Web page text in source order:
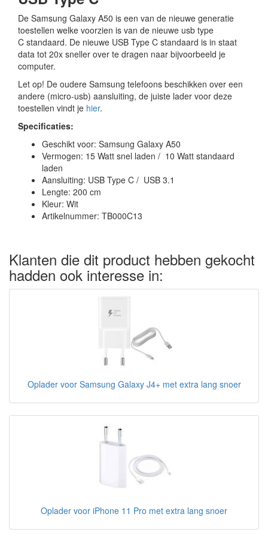
De Samsung Galaxy A50 is een van de nieuwe generatie
toestellen welke voorzien is van de nieuwe usb type
C standaard. De nieuwe USB Type C standaard is in staat
data tot 20x sneller over te dragen naar bijvoorbeeld je
computer.
Let op! De oudere Samsung telefoons beschikken over een
andere (micro-usb) aansluiting, de juiste lader voor deze
toestellen vindt je hier.
Specificaties:
Geschikt voor: Samsung Galaxy A50
Vermogen: 15 Watt snel laden / 10 Watt standaard
laden
Aansluiting: USB Type C / USB 3.1
Lengte: 200 cm
Kleur: Wit
Artikelnummer: TB000C13
Klanten die dit product hebben gekocht
hadden ook interesse in:
Oplader voor Samsung Galaxy J4+ met extra lang snoer
Oplader voor iPhone 11 Pro met extra lang snoer